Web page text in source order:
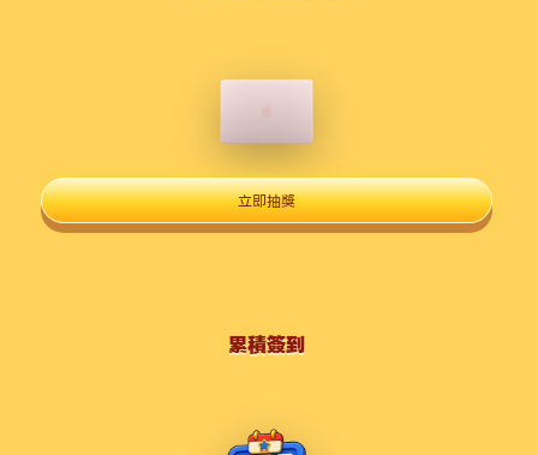
立即抽獎
累積簽到